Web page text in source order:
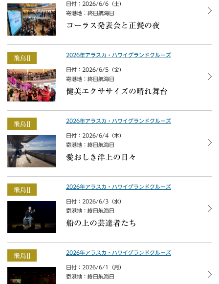
日付：2026/6/6（土）
寄港地：終日航海日
コーラス発表会と正餐の夜
2026年アラスカ・ハワイグランドクルーズ
日付：2026/6/5（金）
寄港地：終日航海日
健美エクササイズの晴れ舞台
2026年アラスカ・ハワイグランドクルーズ
日付：2026/6/4（木）
寄港地：終日航海日
愛おしき洋上の日々
2026年アラスカ・ハワイグランドクルーズ
日付：2026/6/3（水）
寄港地：終日航海日
船の上の芸達者たち
2026年アラスカ・ハワイグランドクルーズ
日付：2026/6/1（月）
寄港地：終日航海日